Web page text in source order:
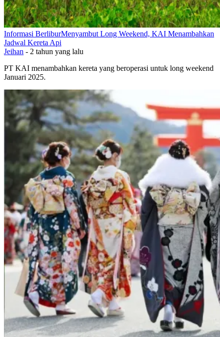
Informasi BerliburMenyambut Long Weekend, KAI Menambahkan
Jadwal Kereta Api
Jeihan - 2 tahun yang lalu
PT KAI menambahkan kereta yang beroperasi untuk long weekend
Januari 2025.